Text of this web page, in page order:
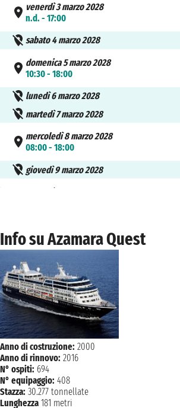
venerdì 3 marzo 2028
n.d. - 17:00
sabato 4 marzo 2028
domenica 5 marzo 2028
10:30 - 18:00
lunedì 6 marzo 2028
martedì 7 marzo 2028
mercoledì 8 marzo 2028
08:00 - 18:00
giovedì 9 marzo 2028
domenica 12 marzo 2028
08:00 - 18:00
lunedì 13 marzo 2028
08:00
Info su Azamara Quest
Anno di costruzione: 2000
Anno di rinnovo: 2016
N° ospiti: 694
N° equipaggio: 408
Stazza: 30.277 tonnellate
Lunghezza 181 metri